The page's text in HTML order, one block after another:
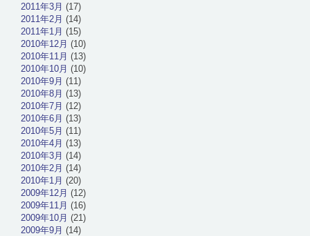
2011年3月 (17)
2011年2月 (14)
2011年1月 (15)
2010年12月 (10)
2010年11月 (13)
2010年10月 (10)
2010年9月 (11)
2010年8月 (13)
2010年7月 (12)
2010年6月 (13)
2010年5月 (11)
2010年4月 (13)
2010年3月 (14)
2010年2月 (14)
2010年1月 (20)
2009年12月 (12)
2009年11月 (16)
2009年10月 (21)
2009年9月 (14)